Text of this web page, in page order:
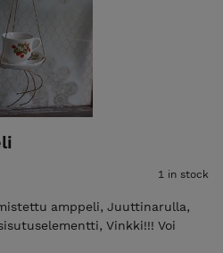
1 in stock
amppeli, Juuttinarulla,
Vinkki!!! Voi